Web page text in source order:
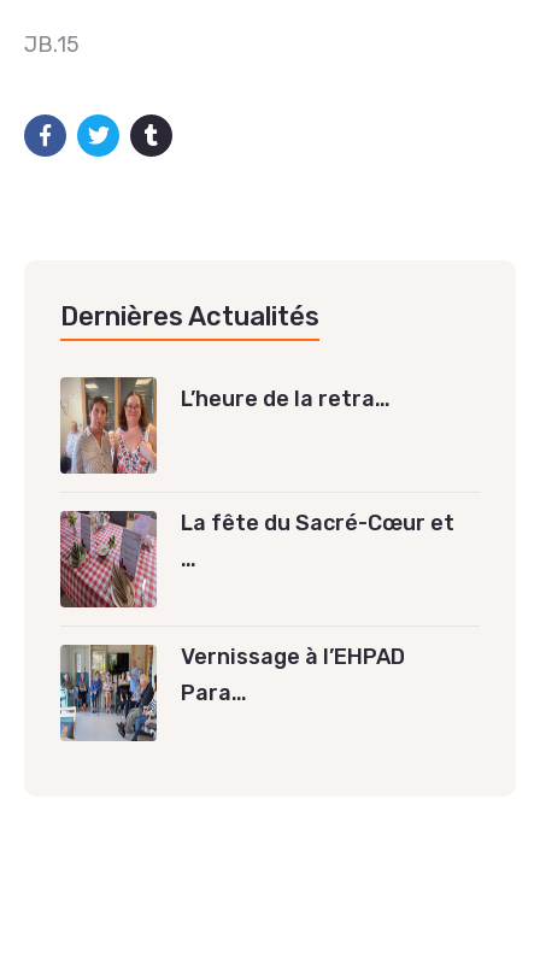
JB.15
Dernières Actualités
L’heure de la retra…
La fête du Sacré-Cœur et
…
Vernissage à l’EHPAD
Para…